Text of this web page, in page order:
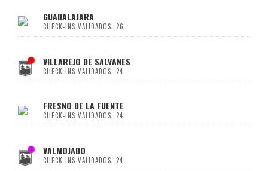
GUADALAJARA
CHECK-INS VALIDADOS: 26
VILLAREJO DE SALVANES
CHECK-INS VALIDADOS: 24
FRESNO DE LA FUENTE
CHECK-INS VALIDADOS: 24
VALMOJADO
CHECK-INS VALIDADOS: 24